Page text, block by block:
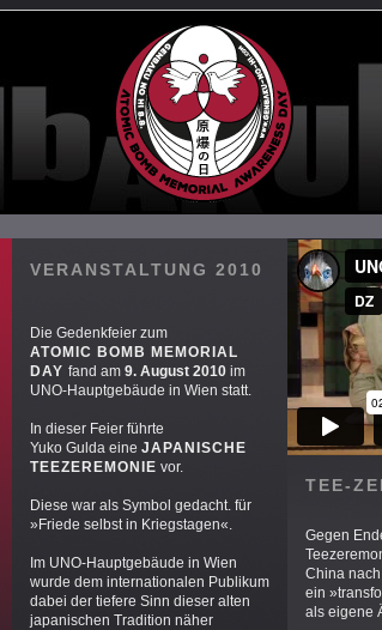
VERANSTALTUNG 2010
Die Gedenkfeier zum
ATOMIC BOMB MEMORIAL
DAY fand am 9. August 2010 im
UNO-Hauptgebäude in Wien statt.
In dieser Feier führte
Yuko Gulda eine JAPANISCHE
TEEZEREMONIE vor.
Diese war als Symbol gedacht. für
»Friede selbst in Kriegstagen«.
Im UNO-Hauptgebäude in Wien
wurde dem internationalen Publikum
dabei der tiefere Sinn dieser alten
japanischen Tradition näher
TEE-
Gegen
China
ein
als eigene